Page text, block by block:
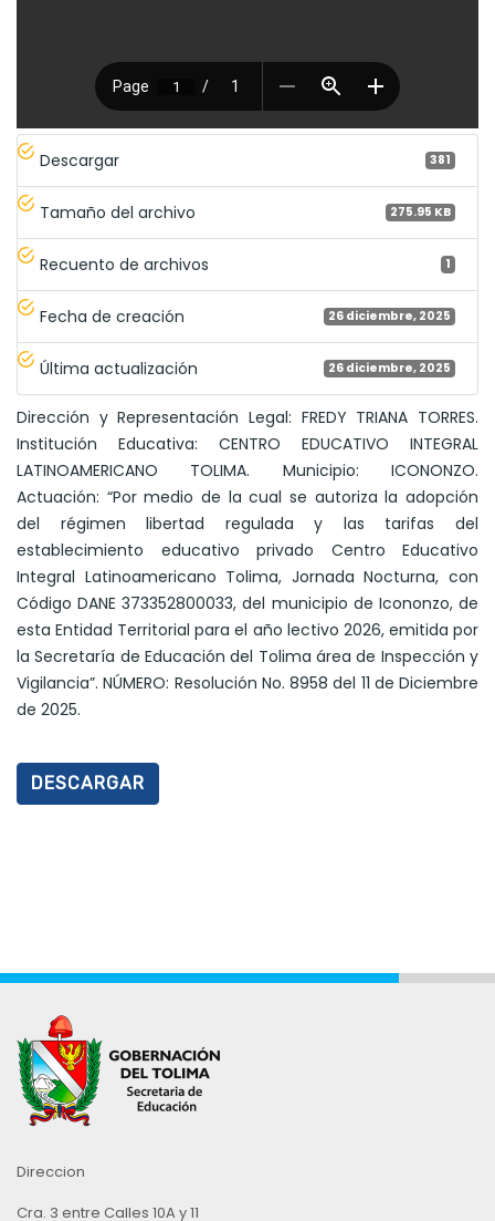
Descargar 381
Tamaño del archivo 275.95 KB
Recuento de archivos 1
Fecha de creación 26 diciembre, 2025
Última actualización 26 diciembre, 2025
Dirección y Representación Legal: FREDY TRIANA TORRES.
Institución Educativa: CENTRO EDUCATIVO INTEGRAL
LATINOAMERICANO TOLIMA. Municipio: ICONONZO.
Actuación: “Por medio de la cual se autoriza la adopción
del régimen libertad regulada y las tarifas del
establecimiento educativo privado Centro Educativo
Integral Latinoamericano Tolima, Jornada Nocturna, con
Código DANE 373352800033, del municipio de Icononzo, de
esta Entidad Territorial para el año lectivo 2026, emitida por
la Secretaría de Educación del Tolima área de Inspección y
Vigilancia”. NÚMERO: Resolución No. 8958 del 11 de Diciembre
de 2025.
DESCARGAR
Direccion
Cra. 3 entre Calles 10A y 11